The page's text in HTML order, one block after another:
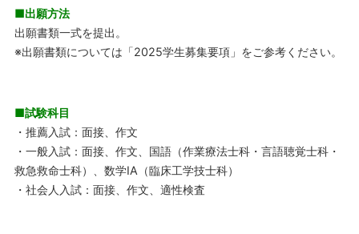
■出願方法
出願書類一式を提出。
※出願書類については「2025学生募集要項」をご参考ください。
■試験科目
・推薦入試：面接、作文
・一般入試：面接、作文、国語（作業療法士科・言語聴覚士科・
救急救命士科）、数学ⅠA（臨床工学技士科）
・社会人入試：面接、作文、適性検査